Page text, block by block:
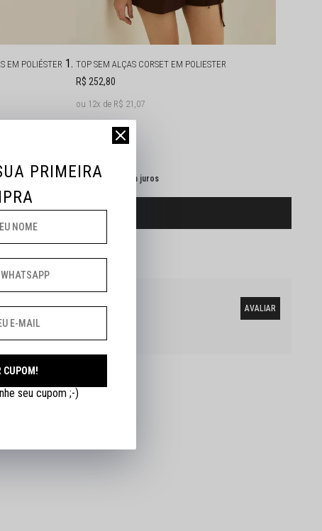
EM POLIÉSTER TOP SEM ALÇAS CORSET EM POLIESTER
R$ 252,80
12x R$ 21,07
Leve os 2 produtos
R$ 505,60 12x R$ 49,30 Com juros
PRIMEIRA
seu cupom ;-)
CUPOM!